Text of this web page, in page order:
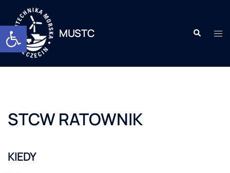
Otwórz pasek narzędzi
MUSTC
STCW RATOWNIK
KIEDY